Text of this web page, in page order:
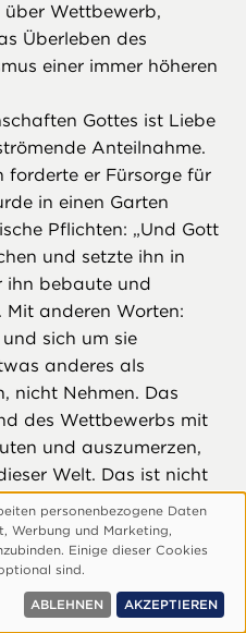
Wettbewerb,
Überleben des
einer immer höheren
Gottes ist Liebe
Anteilnahme.
forderte er Fürsorge für
in einen Garten
Pflichten: „Und Gott
und setzte ihn in
ihn bebaute und
Mit anderen Worten:
sich um sie
anderes als
nicht Nehmen. Das
des Wettbewerbs mit
und auszumerzen,
Welt. Das ist nicht
Welt sagt er: „Man
freveln auf meinem
wie Wasser das Meer
personenbezogene Daten
Werbung und Marketing,
Einige dieser Cookies
sind.
ABLEHNEN AKZEPTIEREN